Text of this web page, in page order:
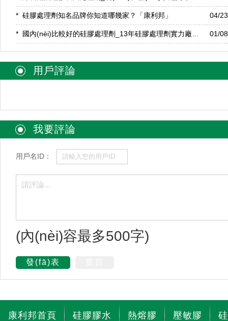
* 硅膠處理劑知名品牌你知道哪幾家？「康利邦」 04/23
* 01/08
用戶評論
我要評論
用戶名ID：
(內(nèi)容最多500字)
發(fā)表
康利邦首頁 硅膠膠水 熱熔膠 壓敏膠